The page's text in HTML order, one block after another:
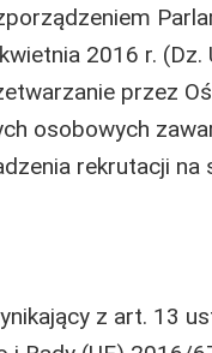
2016 r. (Dz.
przez
osobowych
rekrutacji na
z art. 13